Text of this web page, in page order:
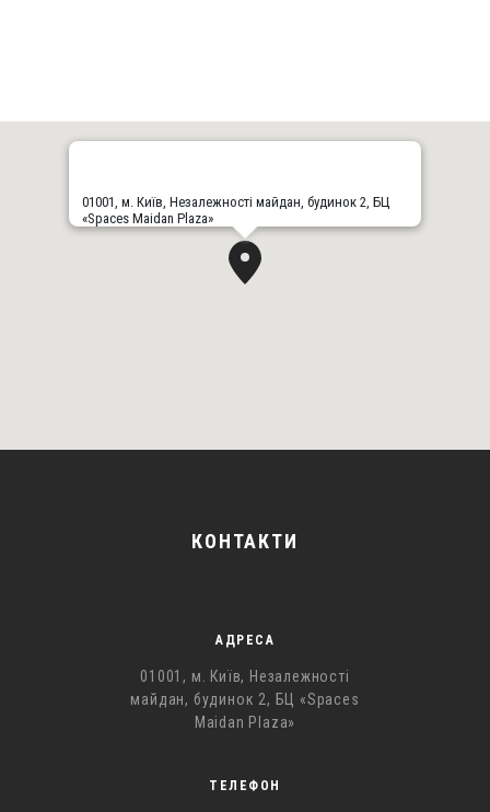
КОНТАКТИ
АДРЕСА
01001, м. Київ, Незалежності
майдан, будинок 2, БЦ «Spaces
Maidan Plaza»
ТЕЛЕФОН
01001, м. Київ, Незалежності майдан, будинок 2, БЦ
«Spaces Maidan Plaza»